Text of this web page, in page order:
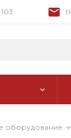
оборудование